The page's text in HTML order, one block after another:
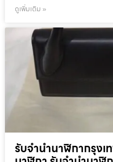
ดูเพิ่มเติม »
รับจำนำนาฬิกากรุงเ